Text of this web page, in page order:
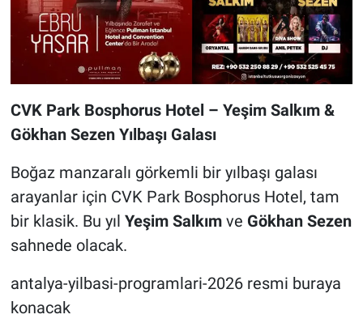
CVK Park Bosphorus Hotel – Yeşim Salkım &
Gökhan Sezen Yılbaşı Galası
Boğaz manzaralı görkemli bir yılbaşı galası
arayanlar için CVK Park Bosphorus Hotel, tam
bir klasik. Bu yıl Yeşim Salkımve Gökhan Sezen
sahnede olacak.
antalya-yilbasi-programlari-2026 resmi buraya
konacak